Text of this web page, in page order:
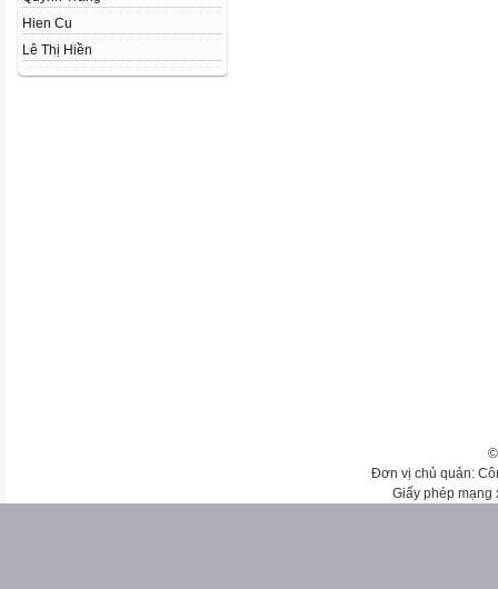
Hien Cu
Lê Thị Hiền
Đơn vị chủ quản:
Giấy phép mạng